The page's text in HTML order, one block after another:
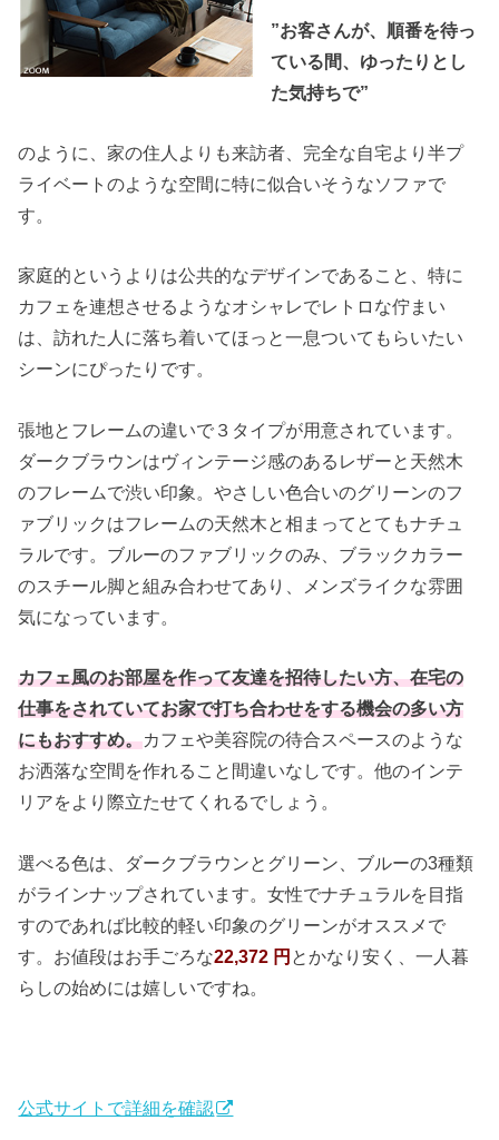
”お客さんが、順番を待っ
ている間、ゆったりとし
た気持ちで”
のように、家の住人よりも来訪者、完全な自宅より半プ
ライベートのような空間に特に似合いそうなソファで
す。
家庭的というよりは公共的なデザインであること、特に
カフェを連想させるようなオシャレでレトロな佇まい
は、訪れた人に落ち着いてほっと一息ついてもらいたい
シーンにぴったりです。
張地とフレームの違いで３タイプが用意されています。
ダークブラウンはヴィンテージ感のあるレザーと天然木
のフレームで渋い印象。やさしい色合いのグリーンのフ
ァブリックはフレームの天然木と相まってとてもナチュ
ラルです。ブルーのファブリックのみ、ブラックカラー
のスチール脚と組み合わせてあり、メンズライクな雰囲
気になっています。
カフェ風のお部屋を作って友達を招待したい方、在宅の
仕事をされていてお家で打ち合わせをする機会の多い方
にもおすすめ。カフェや美容院の待合スペースのような
お洒落な空間を作れること間違いなしです。他のインテ
リアをより際立たせてくれるでしょう。
選べる色は、ダークブラウンとグリーン、ブルーの3種類
がラインナップされています。女性でナチュラルを目指
すのであれば比較的軽い印象のグリーンがオススメで
す。お値段はお手ごろな22,372 円 とかなり安く、一人暮
らしの始めには嬉しいですね。
公式サイトで詳細を確認